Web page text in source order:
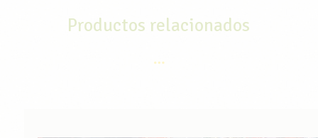
Productos relacionados